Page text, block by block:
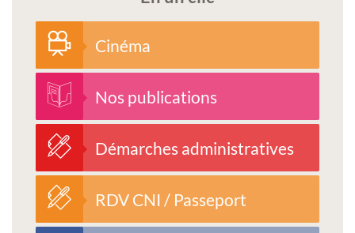
Cinéma
Nos publications
Démarches administratives
RDV CNI / Passeport